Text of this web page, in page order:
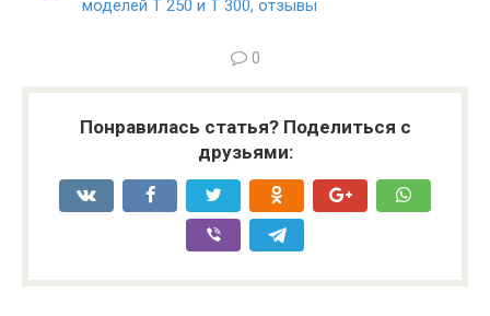
моделей Т 250 и Т 300, отзывы
0
Понравилась статья? Поделиться с
друзьями: